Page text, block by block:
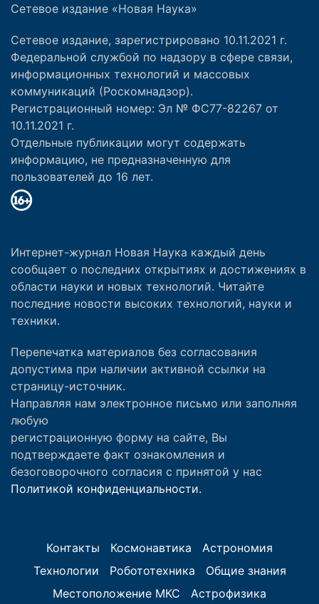
Сетевое издание «Новая Наука»
Сетевое издание, зарегистрировано 10.11.2021 г.
Федеральной службой по надзору в сфере связи,
информационных технологий и массовых
коммуникаций (Роскомнадзор).
Регистрационный номер: Эл № ФС77-82267 от
10.11.2021 г.
Отдельные публикации могут содержать
информацию, не предназначенную для
пользователей до 16 лет.
Интернет-журнал Новая Наука каждый день
сообщает о последних открытиях и достижениях в
области науки и новых технологий. Читайте
последние новости высоких технологий, науки и
техники.
Перепечатка материалов без согласования
допустима при наличии активной ссылки на
страницу-источник.
Направляя нам электронное письмо или заполняя
любую
регистрационную форму на сайте, Вы
подтверждаете факт ознакомления и
безоговорочного согласия с принятой у нас
Политикой конфиденциальности.
Контакты Космонавтика
Астрономия
Технологии
Робототехника
Общие знания
Местоположение МКС
Астрофизика